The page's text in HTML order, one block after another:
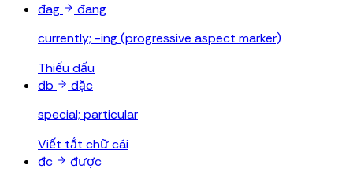
đag
đang
currently; -ing (progressive aspect marker)
Thiếu dấu
đb
đặc
special; particular
Viết tắt chữ cái
đc
được